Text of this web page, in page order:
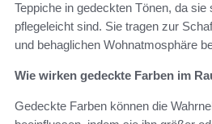
Teppiche in gedeckten Tönen, da
pflegeleicht sind. Sie tragen zur
und behaglichen Wohnatmosphäre
Wie wirken gedeckte Farben im
Gedeckte Farben können die